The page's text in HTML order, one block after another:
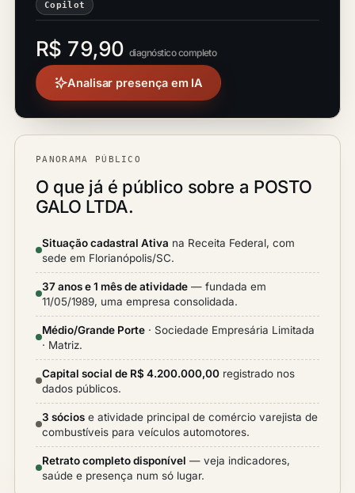
Copilot
R$ 79,90 diagnóstico completo
Analisar presença em IA
PANORAMA PÚBLICO
O que já é público sobre a POSTO
GALO LTDA.
Situação cadastral Ativa na Receita Federal, com
sede em Florianópolis/SC.
37 anos e 1 mês de atividade — fundada em
11/05/1989, uma empresa consolidada.
Médio/Grande Porte · Sociedade Empresária Limitada
· Matriz.
Capital social de R$ 4.200.000,00 registrado nos
dados públicos.
3 sócios e atividade principal de comércio varejista de
combustíveis para veículos automotores.
Retrato completo disponível — veja indicadores,
saúde e presença num só lugar.